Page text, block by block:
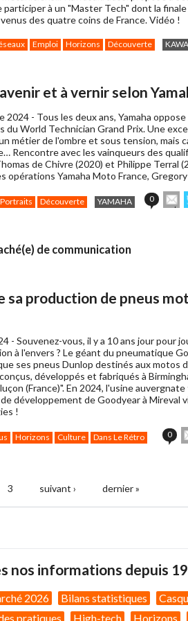
participer à un "Master Tech" dont la
des quatre coins de France. Vidéo !
Emploi Horizons Découverte
et à vernir selon
2024 - Tous les deux ans, Yamaha
du World Technician Grand Prix. Une
métier de l'ombre et sous tension, mais
Rencontre avec les vainqueurs des
de Chivre (2020) et Philippe Terral
opérations Yamaha Moto France,
Portraits Découverte YAMAHA 0
cet
de communication
sa production de pneus
- Souvenez-vous, il y a 10 ans jour pour
à l'envers ? Le géant du pneumatique
ses pneus Dunlop destinés aux motos
développés et fabriqués à
(France)". En 2024, l'usine
développement de Goodyear à Mireval
!
Horizons Culture Dans Le Rétro 0
3 suivant › dernier »
nos informations depuis
2026 Bilans statistiques
pratiques High-tech Horizons